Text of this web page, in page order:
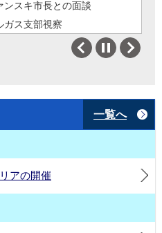
ンスキ市長との面談
ガス支部視察
ィナ市長代行との面談
エフティモフ社長との面談
訪問
鷲見大使のトラキア経済特区（TEZ）及びトライウォール社（Tri-Wall）訪問
フ市長代行との面談
Previous Next
一覧へ
アの開催